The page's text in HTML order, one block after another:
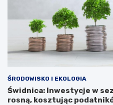
ŚRODOWISKO I EKOLOGIA
Świdnica: Inwestycje w
rosną, kosztując